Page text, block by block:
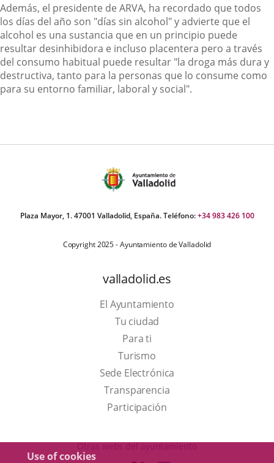
Use of cookies
Además, el presidente de ARVA, ha recordado que todos
los días del año son "días sin alcohol" y advierte que el
alcohol es una sustancia que en un principio puede
resultar desinhibidora e incluso placentera pero a través
del consumo habitual puede resultar "la droga más dura y
destructiva, tanto para la personas que lo consume como
para su entorno familiar, laboral y social".
Plaza Mayor, 1. 47001 Valladolid, España. Teléfono:+34 983 426 100
Copyright 2025 - Ayuntamiento de Valladolid
valladolid.es
El Ayuntamiento
Tu ciudad
Para ti
TurismoThis
link
will
open
a
Sede Electrónica
Transparencia
Participación
Otras webs del ayuntamiento